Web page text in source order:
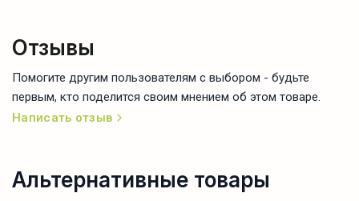
Отзывы
Помогите другим пользователям с выбором - будьте
первым, кто поделится своим мнением об этом товаре.
Написать отзыв
Альтернативные товары